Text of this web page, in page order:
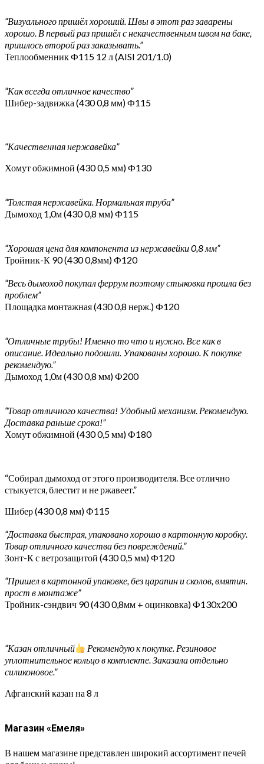
“Визуального пришёл хороший. Швы в этот раз заварены
хорошо. В первый раз пришёл с некачественным швом на баке,
пришлось второй раз заказывать.”
Теплообменник Ф115 12 л (AISI 201/1.0)
“Как всегда отличное качество”
Шибер-задвижка (430 0,8 мм) Ф115
“Качественная нержавейка”
Хомут обжимной (430 0,5 мм) Ф130
“Толстая нержавейка. Нормальная труба”
Дымоход 1,0м (430 0,8 мм) Ф115
“Хорошая цена для компонента из нержавейки 0,8 мм”
Тройник-К 90 (430 0,8мм) Ф120
“Весь дымоход покупал феррум поэтому стыковка прошла без
проблем”
Площадка монтажная (430 0,8 нерж.) Ф120
“Отличные трубы! Именно то что и нужно. Все как в
описание. Идеально подошли. Упакованы хорошо. К покупке
рекомендую.”
Дымоход 1,0м (430 0,8 мм) Ф200
“Товар отличного качества! Удобный механизм. Рекомендую.
Доставка раньше срока!”
Хомут обжимной (430 0,5 мм) Ф180
“Собирал дымоход от этого производителя. Все отлично
стыкуется, блестит и не ржавеет.”
Шибер (430 0,8 мм) Ф115
“Доставка быстрая, упаковано хорошо в картонную коробку.
Товар отличного качества без повреждений.”
Зонт-К с ветрозащитой (430 0,5 мм) Ф120
“Пришел в картонной упаковке, без царапин и сколов, вмятин.
прост в монтаже”
Тройник-сэндвич 90 (430 0,8мм + оцинковка) Ф130х200
“Казан отличный
Рекомендую к покупке. Резиновое
уплотнительное кольцо в комплекте. Заказала отдельно
силиконовое.”
Афганский казан на 8 л
Магазин «Емеля»
В нашем магазине представлен широкий ассортимент печей